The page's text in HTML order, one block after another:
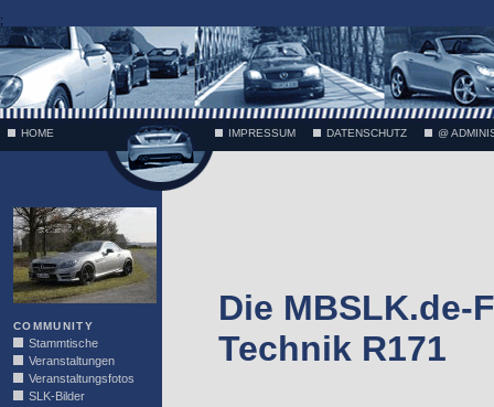
;
HOME IMPRESSUM DATENSCHUTZ @
COMMUNITY
Stammtische
Veranstaltungen
Veranstaltungsfotos
SLK-Bilder
Die MBSLK.de-
Technik R171